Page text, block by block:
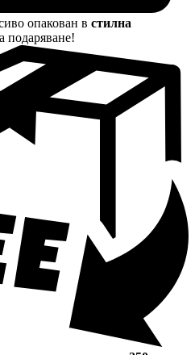
опакован в стилна
подаряване!